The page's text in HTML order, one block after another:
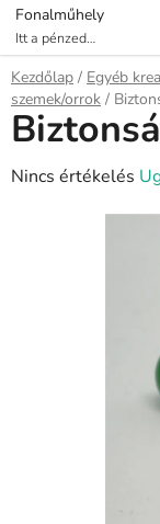
Ugrás
fő
tartalomhoz
Fonalműhely
Itt a pénzed
több fonalat ér!
Kezdőlap / Egyéb
szemek/orrok /
A
Nincs értékelés